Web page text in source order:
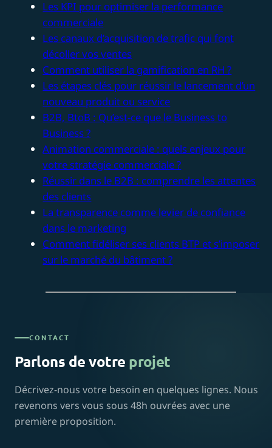
Les KPI pour optimiser la performance
commerciale
Les canaux d’acquisition de trafic qui font
décoller vos ventes
Comment utiliser la gamification en RH ?
Les étapes clés pour réussir le lancement d’un
nouveau produit ou service
B2B, BtoB : Qu’est-ce que le Business to
Business ?
Animation commerciale : quels enjeux pour
votre stratégie commerciale ?
Réussir dans le B2B : comprendre les attentes
des clients
La transparence comme levier de confiance
dans le marketing
Comment fidéliser ses clients BTP et s’imposer
sur le marché du bâtiment ?
CONTACT
Parlons de votre projet
Décrivez-nous votre besoin en quelques lignes. Nous
revenons vers vous sous 48h ouvrées avec une
première proposition.